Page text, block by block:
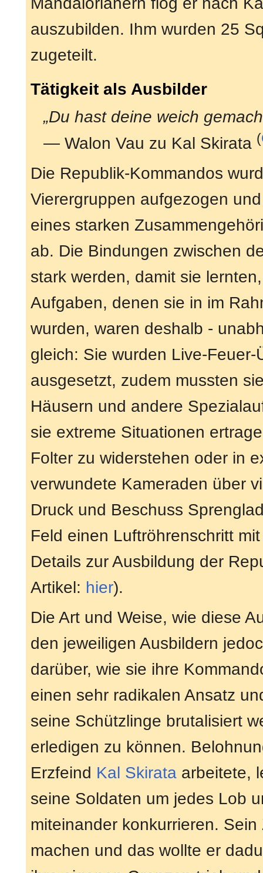
auszubilden. Ihm wurden 25
zugeteilt.
Tätigkeit als Ausbilder
„Du hast deine weich
— Walon Vau zu Kal Skirata (
Die Republik-Kommandos
Vierergruppen aufgezogen
eines starken
ab. Die Bindungen zwischen
stark werden, damit sie
Aufgaben, denen sie in im
wurden, waren deshalb -
gleich: Sie wurden Live-
ausgesetzt, zudem mussten
Häusern und andere
sie extreme Situationen
Folter zu widerstehen oder in
verwundete Kameraden über
Druck und Beschuss
Feld einen Luftröhrenschritt
Details zur Ausbildung der
Artikel: hier).
Die Art und Weise, wie diese
den jeweiligen Ausbildern
darüber, wie sie ihre
einen sehr radikalen Ansatz
seine Schützlinge brutalisiert
erledigen zu können.
Erzfeind Kal Skirata arbeitete,
seine Soldaten um jedes Lob
miteinander konkurrieren. Sein
machen und das wollte er